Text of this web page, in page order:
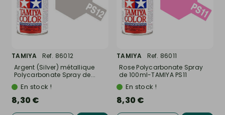
TAMIYA
Ref. 86012
Argent (Silver) métallique
Polycarbonate Spray de...
En stock !
8,30 €
TAMIYA
Ref. 86011
Rose Polycarbonate Spray
de 100ml-TAMIYA PS11
En stock !
8,30 €